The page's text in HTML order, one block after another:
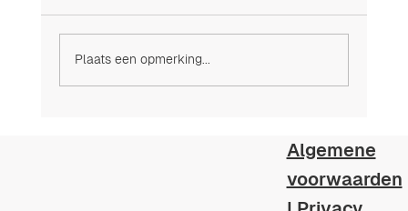
Zoutelektrolyse en waterniveau
Plaats een opmerking...
Algemene
voorwaarden